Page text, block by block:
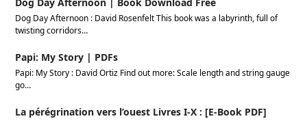
Dog Day Afternoon : David Rosenfelt This book was a labyrinth, full of
twisting corridors…
Papi: My Story | PDFs
Papi: My Story : David Ortiz Find out more: Scale length and string gauge
go…
La pérégrination vers l’ouest Livres I-X : [E-Book PDF]